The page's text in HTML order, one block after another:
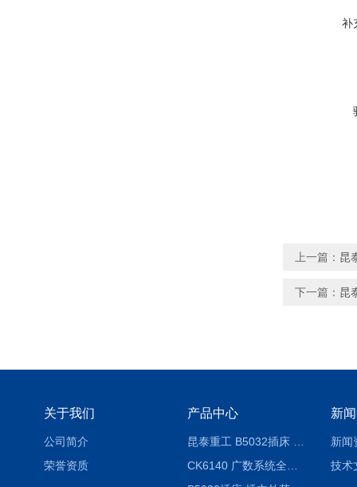
补
上一篇： 昆
下一篇： 昆
关于我们
公司简介
荣誉资质
产品中心 新
新闻
技术